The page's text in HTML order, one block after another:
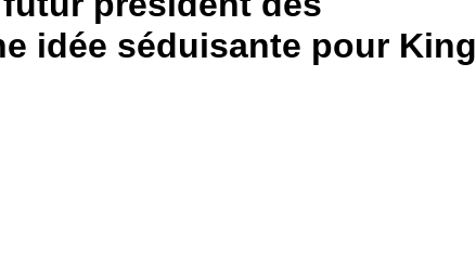
idée séduisante pour King